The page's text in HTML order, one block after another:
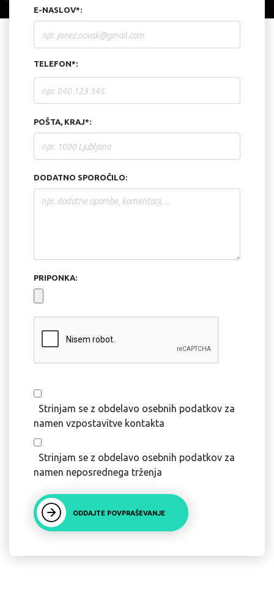
E-NASLOV*:
TELEFON*:
POŠTA, KRAJ*:
DODATNO SPOROČILO:
PRIPONKA:
Strinjam se z obdelavo osebnih podatkov za
namen vzpostavitve kontakta
Strinjam se z obdelavo osebnih podatkov za
namen neposrednega trženja
ODDAJTE POVPRAŠEVANJE